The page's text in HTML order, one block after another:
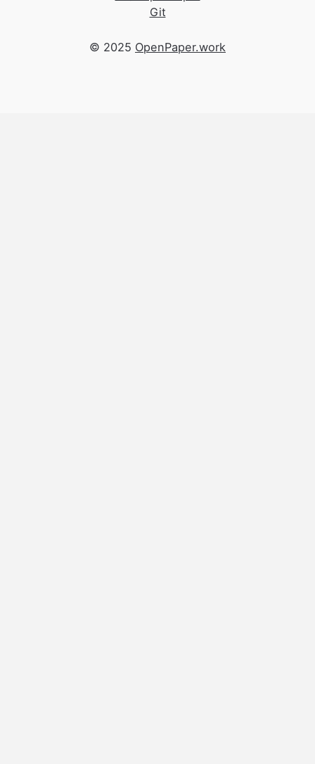
Git
© 2025 OpenPaper.work